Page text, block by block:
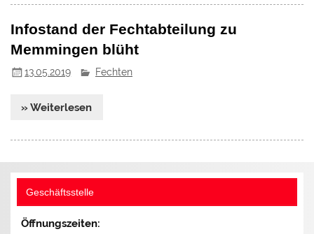
Infostand der Fechtabteilung zu
Memmingen blüht
13.05.2019 Fechten
» Weiterlesen
Geschäftsstelle
Öffnungszeiten: